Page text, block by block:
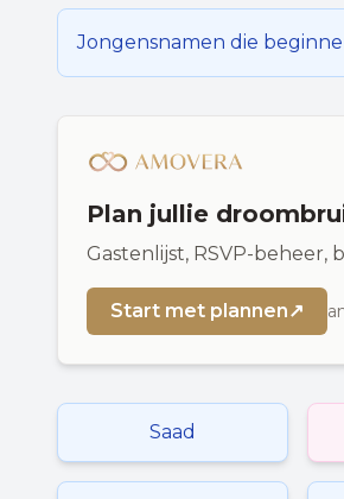
Jongensnamen die
Plan jullie
Gastenlijst, RSVP-
Start met plannen↗
Saad